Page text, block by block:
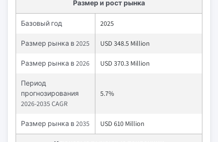
Размер и рост рынка
Базовый год 2025
Размер рынка в 2025 USD 348.5 Million
Размер рынка в 2026 USD 370.3 Million
Период
прогнозирования
2026-2035 CAGR
5.7%
Размер рынка в 2035 USD 610 Million